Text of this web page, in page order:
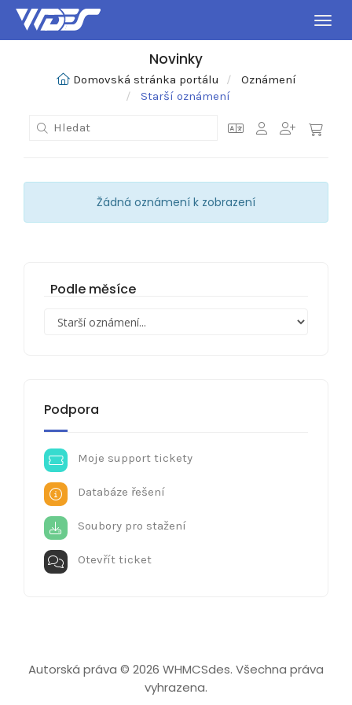
Novinky
Domovská stránka portálu
Oznámení
Starší oznámení
Podle měsíce
Podpora
Moje support tickety
Databáze řešení
Soubory pro stažení
Otevřít ticket
Žádná oznámení k zobrazení
Autorská práva © 2026 WHMCSdes. Všechna práva
vyhrazena.